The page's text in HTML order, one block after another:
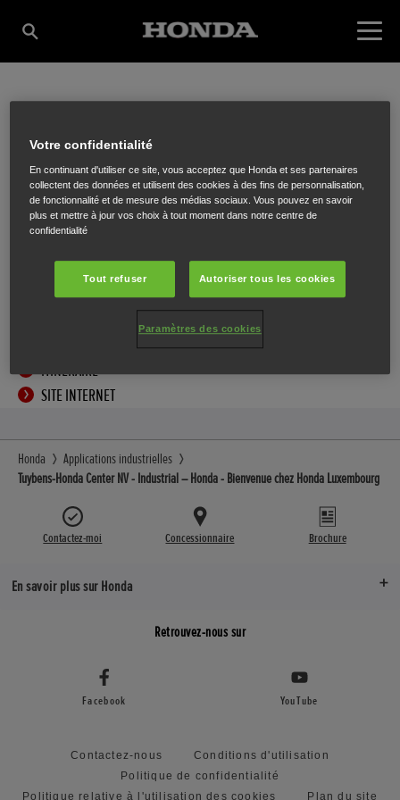
TUYBENS-HONDA
CENTER NV
Romeins Plein 34,Zottegem-Velzeke,9620
ITINÉRAIRE
SITE INTERNET
Honda
Applications industrielles
Tuybens-Honda Center NV - Industrial – Honda - Bienvenue chez Honda Luxembourg
Contactez-moi Concessionnaire Brochure
En savoir plus sur Honda
Retrouvez-nous sur
Facebook YouTube
Contactez-nous
Conditions d'utilisation
Politique de confidentialité
Politique relative à l'utilisation des cookies
Plan du site
Votre confidentialité
En continuant d'utiliser ce site, vous acceptez que Honda et ses partenaires
collectent des données et utilisent des cookies à des fins de personnalisation,
de fonctionnalité et de mesure des médias sociaux. Vous pouvez en savoir
plus et mettre à jour vos choix à tout moment dans notre centre de
confidentialité
Tout refuser Autoriser tous les cookies
Paramètres des cookies